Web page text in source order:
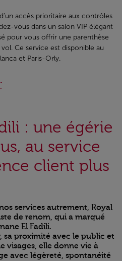
accès prioritaire aux contrôles
vous dans un salon VIP élégant
pour vous offrir une parenthèse
Ce service est disponible au
et Paris-Orly.
: une égérie
au service
client plus
services autrement, Royal
de renom, qui a marqué
El Fadili.
proximité avec le public et
visages, elle donne vie à
avec légèreté, spontanéité